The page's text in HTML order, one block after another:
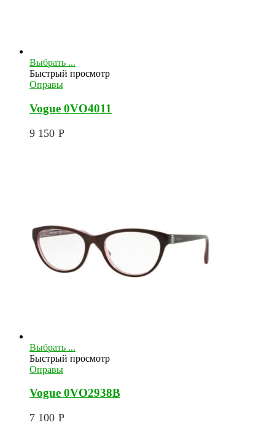
Выбрать ...
Быстрый просмотр
Оправы
Vogue 0VO4011
9 150 Р
Выбрать ...
Быстрый просмотр
Оправы
Vogue 0VO2938B
7 100 Р